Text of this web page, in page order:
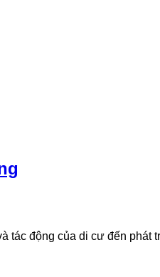
tác động của di cư đến phát